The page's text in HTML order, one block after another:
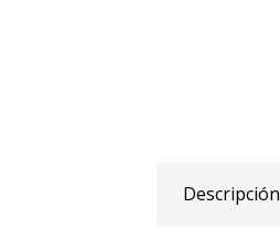
Descripción